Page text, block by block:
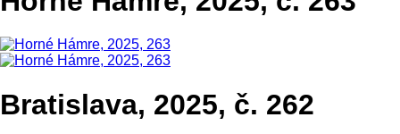
Bratislava, 2025, č. 262